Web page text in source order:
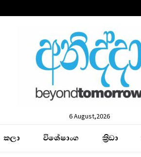
6 August,2026
කලා විශේෂාංග ක්‍රිඩා